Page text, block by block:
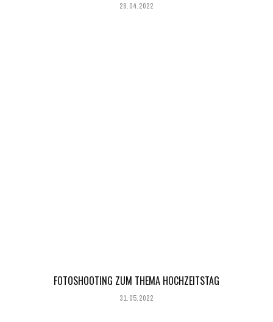
28.04.2022
FOTOSHOOTING ZUM THEMA HOCHZEITSTAG
31.05.2022